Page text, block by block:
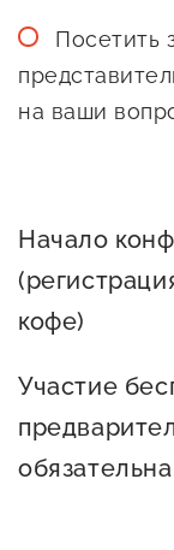
Органы
Каталог
продукции
бизнеса
Посетить
на ваши
Начало
кофе)
Участие